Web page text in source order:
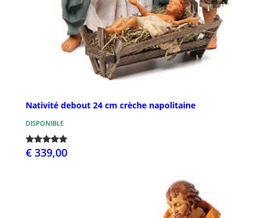
Nativité debout 24 cm crèche napolitaine
DISPONIBLE
€ 339,00